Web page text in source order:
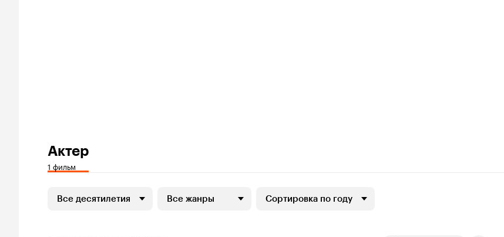
Актер
1 фильм
Все десятилетия Все жанры Сортировка по году